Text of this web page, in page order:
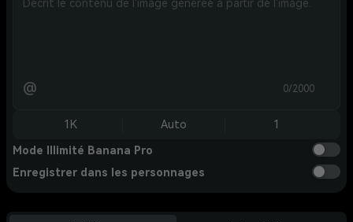
@ 0/2000
1K Auto 1
Mode Illimité Banana Pro
Enregistrer dans les personnages